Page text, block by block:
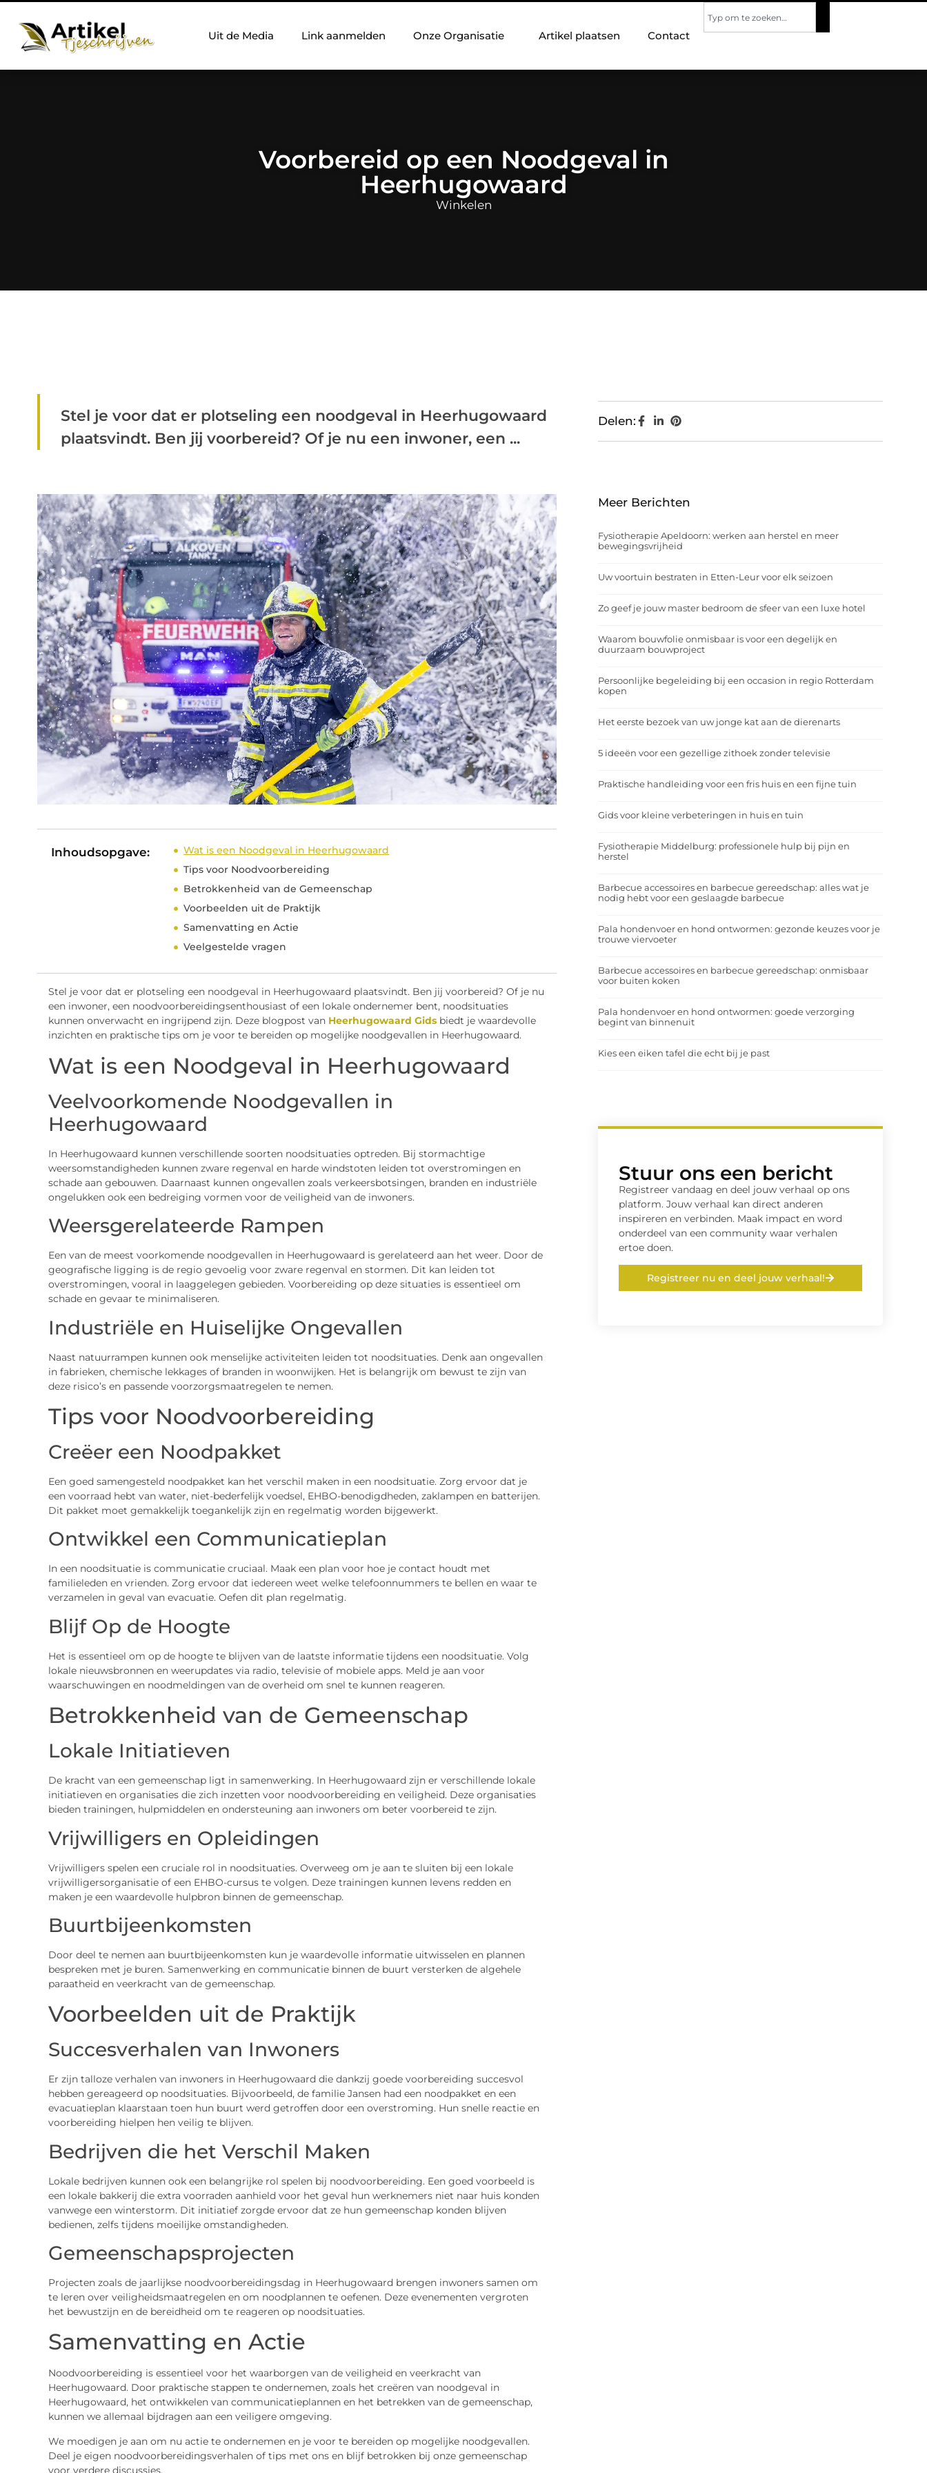
Uit de Media Link aanmelden Onze Organisatie Artikel plaatsen Contact
Voorbereid op een Noodgeval in
Heerhugowaard
Winkelen
Stel je voor dat er plotseling een noodgeval in Heerhugowaard
plaatsvindt. Ben jij voorbereid? Of je nu een inwoner, een ...
Inhoudsopgave:
Wat is een Noodgeval in Heerhugowaard
Tips voor Noodvoorbereiding
Betrokkenheid van de Gemeenschap
Voorbeelden uit de Praktijk
Samenvatting en Actie
Veelgestelde vragen
Stel je voor dat er plotseling een noodgeval in Heerhugowaard plaatsvindt. Ben jij voorbereid? Of je nu
een inwoner, een noodvoorbereidingsenthousiast of een lokale ondernemer bent, noodsituaties
kunnen onverwacht en ingrijpend zijn. Deze blogpost van Heerhugowaard Gidsbiedt je waardevolle
inzichten en praktische tips om je voor te bereiden op mogelijke noodgevallen in Heerhugowaard.
Wat is een Noodgeval in Heerhugowaard
Veelvoorkomende Noodgevallen in
Heerhugowaard
In Heerhugowaard kunnen verschillende soorten noodsituaties optreden. Bij stormachtige
weersomstandigheden kunnen zware regenval en harde windstoten leiden tot overstromingen en
schade aan gebouwen. Daarnaast kunnen ongevallen zoals verkeersbotsingen, branden en industriële
ongelukken ook een bedreiging vormen voor de veiligheid van de inwoners.
Weersgerelateerde Rampen
Een van de meest voorkomende noodgevallen in Heerhugowaard is gerelateerd aan het weer. Door de
geografische ligging is de regio gevoelig voor zware regenval en stormen. Dit kan leiden tot
overstromingen, vooral in laaggelegen gebieden. Voorbereiding op deze situaties is essentieel om
schade en gevaar te minimaliseren.
Industriële en Huiselijke Ongevallen
Naast natuurrampen kunnen ook menselijke activiteiten leiden tot noodsituaties. Denk aan ongevallen
in fabrieken, chemische lekkages of branden in woonwijken. Het is belangrijk om bewust te zijn van
deze risico’s en passende voorzorgsmaatregelen te nemen.
Tips voor Noodvoorbereiding
Creëer een Noodpakket
Een goed samengesteld noodpakket kan het verschil maken in een noodsituatie. Zorg ervoor dat je
een voorraad hebt van water, niet-bederfelijk voedsel, EHBO-benodigdheden, zaklampen en batterijen.
Dit pakket moet gemakkelijk toegankelijk zijn en regelmatig worden bijgewerkt.
Ontwikkel een Communicatieplan
In een noodsituatie is communicatie cruciaal. Maak een plan voor hoe je contact houdt met
familieleden en vrienden. Zorg ervoor dat iedereen weet welke telefoonnummers te bellen en waar te
verzamelen in geval van evacuatie. Oefen dit plan regelmatig.
Blijf Op de Hoogte
Het is essentieel om op de hoogte te blijven van de laatste informatie tijdens een noodsituatie. Volg
lokale nieuwsbronnen en weerupdates via radio, televisie of mobiele apps. Meld je aan voor
waarschuwingen en noodmeldingen van de overheid om snel te kunnen reageren.
Betrokkenheid van de Gemeenschap
Lokale Initiatieven
De kracht van een gemeenschap ligt in samenwerking. In Heerhugowaard zijn er verschillende lokale
initiatieven en organisaties die zich inzetten voor noodvoorbereiding en veiligheid. Deze organisaties
bieden trainingen, hulpmiddelen en ondersteuning aan inwoners om beter voorbereid te zijn.
Vrijwilligers en Opleidingen
Vrijwilligers spelen een cruciale rol in noodsituaties. Overweeg om je aan te sluiten bij een lokale
vrijwilligersorganisatie of een EHBO-cursus te volgen. Deze trainingen kunnen levens redden en
maken je een waardevolle hulpbron binnen de gemeenschap.
Buurtbijeenkomsten
Door deel te nemen aan buurtbijeenkomsten kun je waardevolle informatie uitwisselen en plannen
bespreken met je buren. Samenwerking en communicatie binnen de buurt versterken de algehele
paraatheid en veerkracht van de gemeenschap.
Voorbeelden uit de Praktijk
Succesverhalen van Inwoners
Er zijn talloze verhalen van inwoners in Heerhugowaard die dankzij goede voorbereiding succesvol
hebben gereageerd op noodsituaties. Bijvoorbeeld, de familie Jansen had een noodpakket en een
evacuatieplan klaarstaan toen hun buurt werd getroffen door een overstroming. Hun snelle reactie en
voorbereiding hielpen hen veilig te blijven.
Bedrijven die het Verschil Maken
Lokale bedrijven kunnen ook een belangrijke rol spelen bij noodvoorbereiding. Een goed voorbeeld is
een lokale bakkerij die extra voorraden aanhield voor het geval hun werknemers niet naar huis konden
vanwege een winterstorm. Dit initiatief zorgde ervoor dat ze hun gemeenschap konden blijven
bedienen, zelfs tijdens moeilijke omstandigheden.
Gemeenschapsprojecten
Projecten zoals de jaarlijkse noodvoorbereidingsdag in Heerhugowaard brengen inwoners samen om
te leren over veiligheidsmaatregelen en om noodplannen te oefenen. Deze evenementen vergroten
het bewustzijn en de bereidheid om te reageren op noodsituaties.
Samenvatting en Actie
Noodvoorbereiding is essentieel voor het waarborgen van de veiligheid en veerkracht van
Heerhugowaard. Door praktische stappen te ondernemen, zoals het creëren van noodgeval in
Heerhugowaard, het ontwikkelen van communicatieplannen en het betrekken van de gemeenschap,
kunnen we allemaal bijdragen aan een veiligere omgeving.
We moedigen je aan om nu actie te ondernemen en je voor te bereiden op mogelijke noodgevallen.
Deel je eigen noodvoorbereidingsverhalen of tips met ons en blijf betrokken bij onze gemeenschap
voor verdere discussies.
Delen:
Meer Berichten
Fysiotherapie Apeldoorn: werken aan herstel en meer
bewegingsvrijheid
Uw voortuin bestraten in Etten-Leur voor elk seizoen
Zo geef je jouw master bedroom de sfeer van een luxe hotel
Waarom bouwfolie onmisbaar is voor een degelijk en
duurzaam bouwproject
Persoonlijke begeleiding bij een occasion in regio Rotterdam
kopen
Het eerste bezoek van uw jonge kat aan de dierenarts
5 ideeën voor een gezellige zithoek zonder televisie
Praktische handleiding voor een fris huis en een fijne tuin
Gids voor kleine verbeteringen in huis en tuin
Fysiotherapie Middelburg: professionele hulp bij pijn en
herstel
Barbecue accessoires en barbecue gereedschap: alles wat je
nodig hebt voor een geslaagde barbecue
Pala hondenvoer en hond ontwormen: gezonde keuzes voor je
trouwe viervoeter
Barbecue accessoires en barbecue gereedschap: onmisbaar
voor buiten koken
Pala hondenvoer en hond ontwormen: goede verzorging
begint van binnenuit
Kies een eiken tafel die echt bij je past
Stuur ons een bericht
Registreer vandaag en deel jouw verhaal op ons
platform. Jouw verhaal kan direct anderen
inspireren en verbinden. Maak impact en word
onderdeel van een community waar verhalen
ertoe doen.
Registreer nu en deel jouw verhaal!